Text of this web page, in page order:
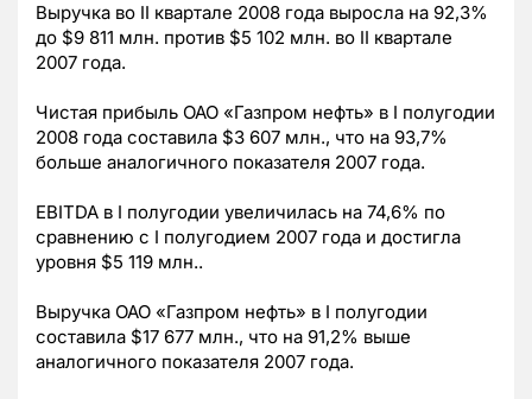
Выручка во II квартале 2008 года выросла на 92,3%
до $9 811 млн. против $5 102 млн. во II квартале
2007 года.
Чистая прибыль ОАО «Газпром нефть» в I полугодии
2008 года составила $3 607 млн., что на 93,7%
больше аналогичного показателя 2007 года.
EBITDA в I полугодии увеличилась на 74,6% по
сравнению с I полугодием 2007 года и достигла
уровня $5 119 млн..
Выручка ОАО «Газпром нефть» в I полугодии
составила $17 677 млн., что на 91,2% выше
аналогичного показателя 2007 года.